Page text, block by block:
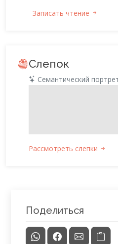
Записать чтение
Слепок
Семантический
Рассмотреть слепки
Поделиться